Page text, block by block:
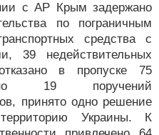
с АР Крым задержано
по пограничным
средства с
39 недействительных
в пропуске 75
19 поручений
принято одно решение
Украины. К